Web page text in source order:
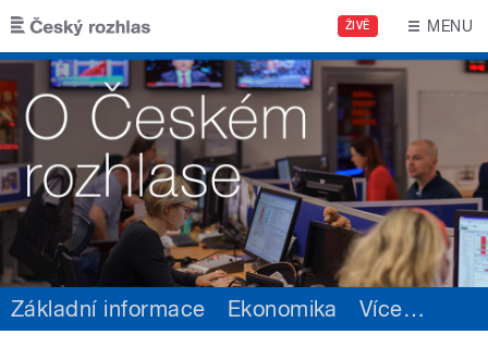
Přejít k hlavnímu obsahu
ŽIVĚ MENU
Základní informace Ekonomika Více…